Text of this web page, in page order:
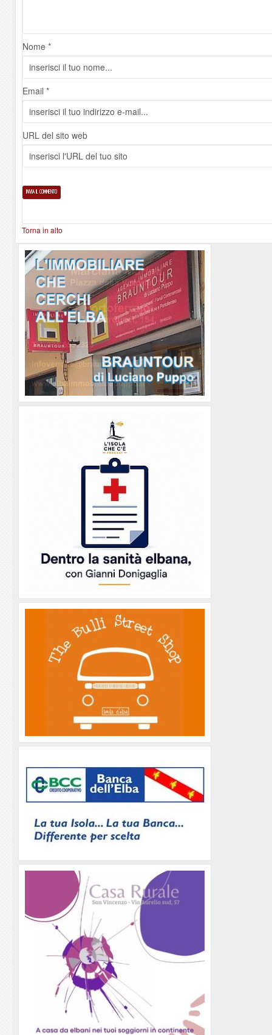
Nome *
Email *
URL del sito web
Torna in alto